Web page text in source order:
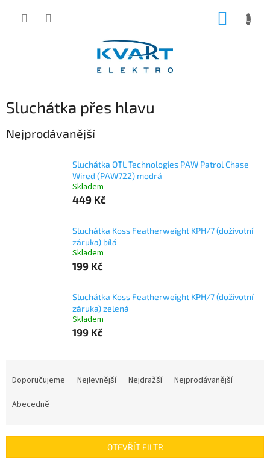
Sluchátka přes hlavu
Nejprodávanější
Sluchátka OTL Technologies PAW Patrol Chase
Wired (PAW722) modrá
Skladem
449 Kč
Sluchátka Koss Featherweight KPH/7 (doživotní
záruka) bílá
Skladem
199 Kč
Sluchátka Koss Featherweight KPH/7 (doživotní
záruka) zelená
Skladem
199 Kč
r
Doporučujeme Nejlevnější Nejdražší
Nejprodávanější
Abecedně
OTEVŘÍT FILTR